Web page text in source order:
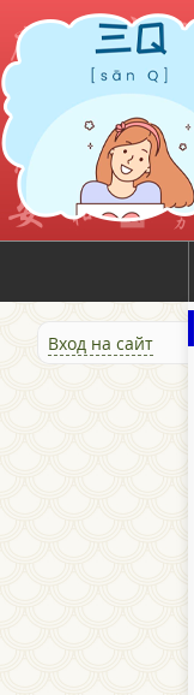
Вход на сайт